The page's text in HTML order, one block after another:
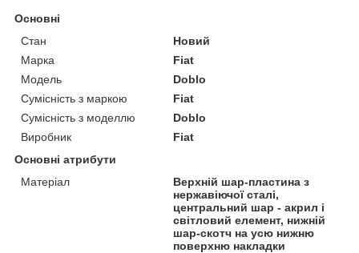
Основні
Стан
Новий
Марка
Fiat
Модель
Doblo
Сумісність з маркою
Fiat
Сумісність з моделлю
Doblo
Виробник
Fiat
Основні атрибути
Матеріал
Верхній шар-пластина з
нержавіючої сталі,
центральний шар - акрил і
світловий елемент, нижній
шар-скотч на усю нижню
поверхню накладки